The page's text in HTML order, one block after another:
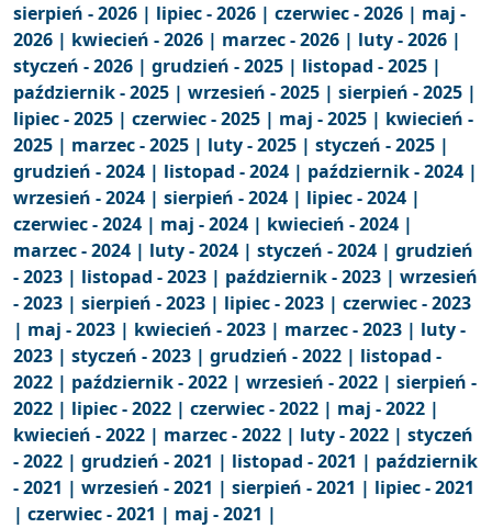
sierpień - 2026 | lipiec - 2026 | czerwiec - 2026 | maj -
2026 | kwiecień - 2026 | marzec - 2026 | luty - 2026 |
styczeń - 2026 | grudzień - 2025 | listopad - 2025 |
październik - 2025 | wrzesień - 2025 | sierpień - 2025 |
lipiec - 2025 | czerwiec - 2025 | maj - 2025 | kwiecień -
2025 | marzec - 2025 | luty - 2025 | styczeń - 2025 |
grudzień - 2024 | listopad - 2024 | październik - 2024 |
wrzesień - 2024 | sierpień - 2024 | lipiec - 2024 |
czerwiec - 2024 | maj - 2024 | kwiecień - 2024 |
marzec - 2024 | luty - 2024 | styczeń - 2024 | grudzień
- 2023 | listopad - 2023 | październik - 2023 | wrzesień
- 2023 | sierpień - 2023 | lipiec - 2023 | czerwiec - 2023
| maj - 2023 | kwiecień - 2023 | marzec - 2023 | luty -
2023 | styczeń - 2023 | grudzień - 2022 | listopad -
2022 | październik - 2022 | wrzesień - 2022 | sierpień -
2022 | lipiec - 2022 | czerwiec - 2022 | maj - 2022 |
kwiecień - 2022 | marzec - 2022 | luty - 2022 | styczeń
- 2022 | grudzień - 2021 | listopad - 2021 | październik
- 2021 | wrzesień - 2021 | sierpień - 2021 | lipiec - 2021
| czerwiec - 2021 | maj - 2021 |